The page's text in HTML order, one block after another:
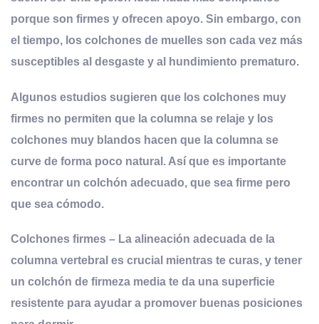
porque son firmes y ofrecen apoyo. Sin embargo, con
el tiempo, los colchones de muelles son cada vez más
susceptibles al desgaste y al hundimiento prematuro.
Algunos estudios sugieren que los colchones muy
firmes no permiten que la columna se relaje y los
colchones muy blandos hacen que la columna se
curve de forma poco natural. Así que es importante
encontrar un colchón adecuado, que sea firme pero
que sea cómodo.
Colchones firmes – La alineación adecuada de la
columna vertebral es crucial mientras te curas, y tener
un colchón de firmeza media te da una superficie
resistente para ayudar a promover buenas posiciones